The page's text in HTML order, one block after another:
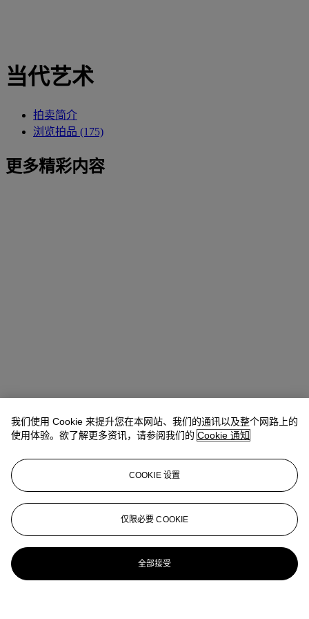
当代艺术
拍卖简介
浏览拍品 (175)
更多精彩内容
我们使用 Cookie 来提升您在本网站、我们的通讯以及整个网路上的
使用体验。欲了解更多资讯，请参阅我们的 Cookie 通知
COOKIE 设置
仅限必要 COOKIE
全部接受